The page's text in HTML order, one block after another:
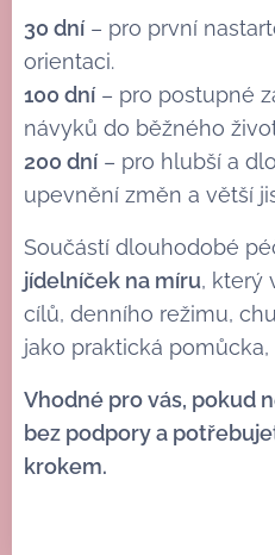
30 dní– pro první
orientaci.
100 dní– pro postupné
návyků do běžného
200 dní– pro hlubší a
upevnění změn a větší
Součástí dlouhodobé
jídelníček na míru, který
cílů, denního režimu,
jako praktická
Vhodné pro vás, pokud
bez podpory a
krokem.